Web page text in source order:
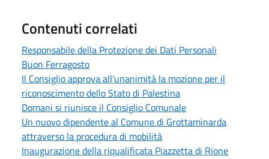
Contenuti correlati
Responsabile della Protezione dei Dati Personali
Buon Ferragosto
Il Consiglio approva all'unanimità la mozione per il
riconoscimento dello Stato di Palestina
Domani si riunisce il Consiglio Comunale
Un nuovo dipendente al Comune di Grottaminarda
attraverso la procedura di mobilità
Inaugurazione della riqualificata Piazzetta di Rione